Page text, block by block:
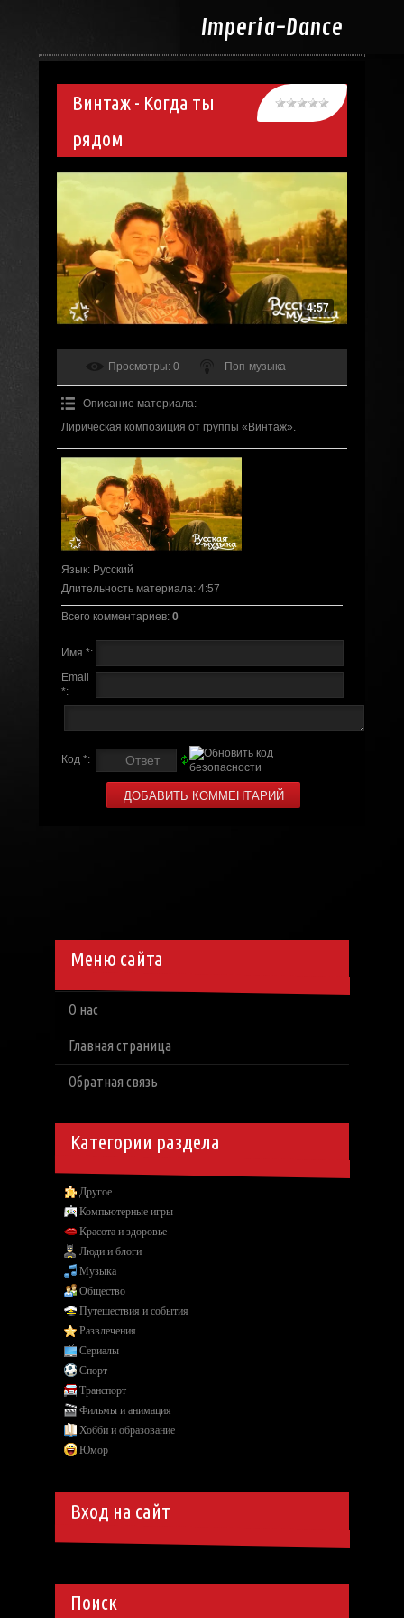
Imperia-Dance
Винтаж - Когда ты
рядом
4:57
Просмотры: 0 Поп-музыка
Описание материала:
Лирическая композиция от группы «Винтаж».
Язык: Русский
Длительность материала: 4:57
Всего комментариев: 0
Имя *:
Email
*:
Код *:
Меню сайта
О нас
Главная страница
Обратная связь
Категории раздела
Другое
Компьютерные игры
Красота и здоровье
Люди и блоги
Музыка
Общество
Путешествия и события
Развлечения
Сериалы
Спорт
Транспорт
Фильмы и анимация
Хобби и образование
Юмор
Вход на сайт
Поиск